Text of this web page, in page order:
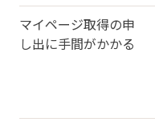
マイページ取得の申
し出に手間がかかる